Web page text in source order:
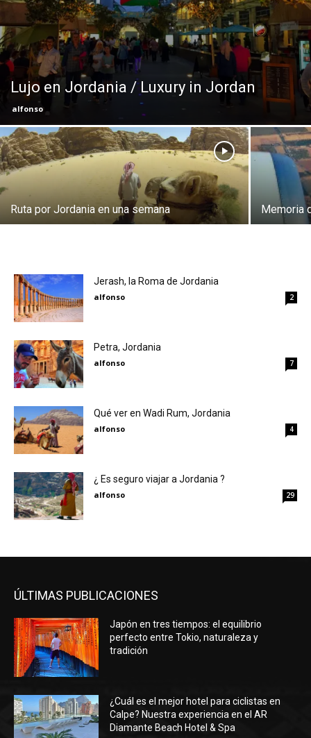
Eyes
Lujo en Jordania / Luxury in Jordan
alfonso
Ruta por Jordania en una semana Memoria
Jerash, la Roma de Jordania
alfonso 2
Petra, Jordania
alfonso 7
Qué ver en Wadi Rum, Jordania
alfonso 4
¿ Es seguro viajar a Jordania ?
alfonso 29
ÚLTIMAS PUBLICACIONES
Japón en tres tiempos: el equilibrio
perfecto entre Tokio, naturaleza y
tradición
¿Cuál es el mejor hotel para ciclistas en
Calpe? Nuestra experiencia en el AR
Diamante Beach Hotel & Spa